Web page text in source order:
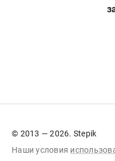
© 2013 — 2026. Stepik
Наши условия